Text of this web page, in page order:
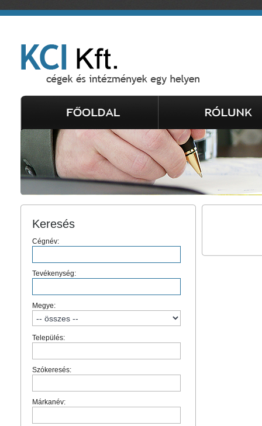
Keresés
Cégnév:
Tevékenység:
Megye:
Település:
Szókeresés:
Márkanév: